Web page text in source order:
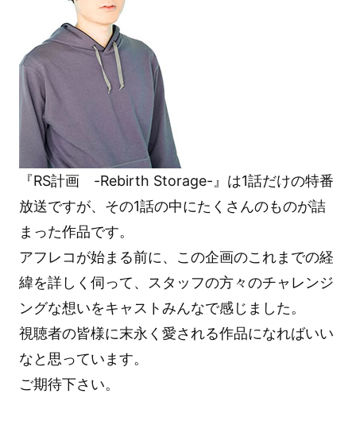
『RS計画 -Rebirth Storage-』は1話だけの特番
放送ですが、その1話の中にたくさんのものが詰
まった作品です。
アフレコが始まる前に、この企画のこれまでの経
緯を詳しく伺って、スタッフの方々のチャレンジ
ングな想いをキャストみんなで感じました。
視聴者の皆様に末永く愛される作品になればいい
なと思っています。
ご期待下さい。